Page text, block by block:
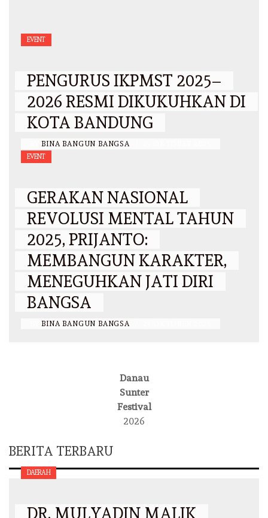
EVENT
PENGURUS IKPMST 2025–
2026 RESMI DIKUKUHKAN DI
KOTA BANDUNG
BINA BANGUN BANGSA
EVENT
GERAKAN NASIONAL
REVOLUSI MENTAL TAHUN
2025, PRIJANTO:
MEMBANGUN KARAKTER,
MENEGUHKAN JATI DIRI
BANGSA
BINA BANGUN BANGSA
Danau
Sunter
Festival
2026
BERITA TERBARU
DAERAH
DR. MULYADIN MALIK